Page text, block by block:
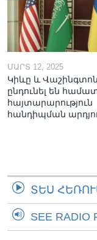
ՄԱՐՏ 12, 2025
Կիևը և
ընդունել են
հայտարարություն
հանդիպման
ՏԵՍ
SEE RADIO